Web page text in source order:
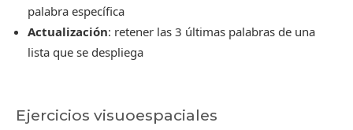
palabra específica
Actualización: retener las 3 últimas palabras de una
lista que se despliega
Ejercicios visuoespaciales